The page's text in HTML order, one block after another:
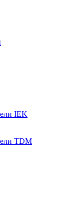
IEK
TDM